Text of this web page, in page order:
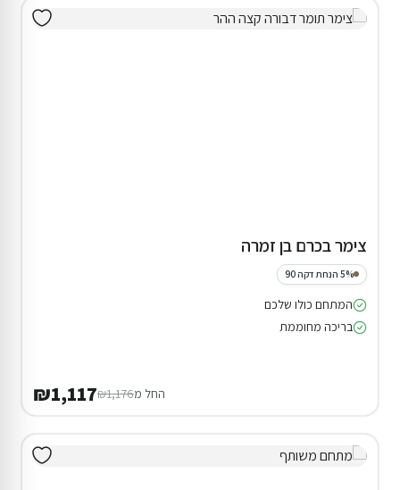
צימר בכרם בן זמרה
5% הנחת דקה 90
המתחם כולו שלכם
בריכה מחוממת
החל מ₪1,176
₪1,117